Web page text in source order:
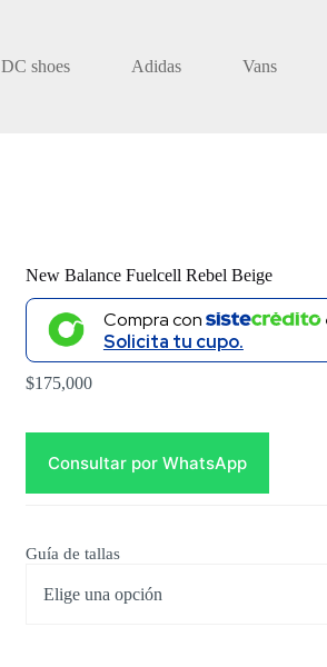
DC shoes Adidas Vans
New Balance Fuelcell Rebel Beige
Compra con
Solicita tu cupo.
$175,000
Consultar por WhatsApp
Guía de tallas